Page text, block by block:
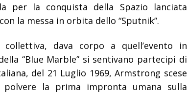
per la conquista della Spazio lanciata
la messa in orbita dello “Sputnik”.
dava corpo a quell’evento in
“Blue Marble” si sentivano partecipi di
del 21 Luglio 1969, Armstrong scese
la prima impronta umana sulla